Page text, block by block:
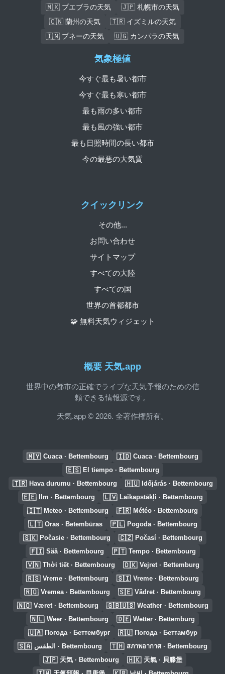
🇲🇽 プエブラの天気
🇯🇵 札幌市の天気
🇨🇳 蘭州の天気
🇹🇷 イズミルの天気
🇮🇳 プネーの天気
🇺🇬 カンパラの天気
概要 天気.app
世界中の都市の正確でライブな天気予報のための信
頼できる情報源です。
天気.app © 2026. 全著作権所有。
クイックリンク
その他...
お問い合わせ
サイトマップ
すべての大陸
すべての国
世界の首都都市
🧩 無料天気ウィジェット
気象極値
今すぐ最も暑い都市
今すぐ最も寒い都市
最も雨の多い都市
最も風の強い都市
最も日照時間の長い都市
今の最悪の大気質
🇲🇾 Cuaca · Bettembourg 🇮🇩 Cuaca · Bettembourg
🇪🇸 El tiempo · Bettembourg
🇹🇷 Hava durumu · Bettembourg 🇭🇺 Időjárás · Bettembourg
🇪🇪 Ilm · Bettembourg 🇱🇻 Laikapstākļi · Bettembourg
🇮🇹 Meteo · Bettembourg 🇫🇷 Météo · Bettembourg
🇱🇹 Oras · Betembūras 🇵🇱 Pogoda · Bettembourg
🇸🇰 Počasie · Bettembourg 🇨🇿 Počasí · Bettembourg
🇫🇮 Sää · Bettembourg 🇵🇹 Tempo · Bettembourg
🇻🇳 Thời tiết · Bettembourg 🇩🇰 Vejret · Bettemburg
🇷🇸 Vreme · Bettembourg 🇸🇮 Vreme · Bettembourg
🇷🇴 Vremea · Bettembourg 🇸🇪 Vädret · Bettembourg
🇳🇴 Været · Bettembourg 🇬🇧🇺🇸 Weather · Bettembourg
🇳🇱 Weer · Bettembourg 🇩🇪 Wetter · Bettemburg
🇺🇦 Погода · Беттембург 🇷🇺 Погода · Беттамбур
🇸🇦 الطقس · Bettembourg 🇹🇭 สภาพอากาศ · Bettembourg
🇯🇵 天気 · Bettembourg 🇭🇰 天氣 · 貝滕堡